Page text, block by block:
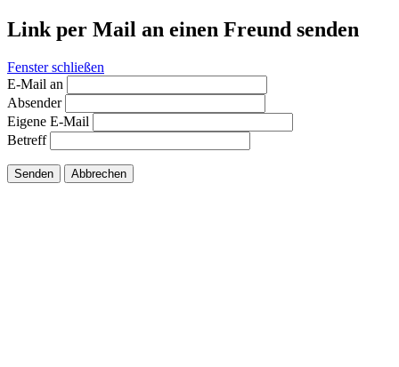
Link per Mail an einen Freund senden
Fenster schließen
E-Mail an
Absender
Eigene E-Mail
Betreff
Senden Abbrechen